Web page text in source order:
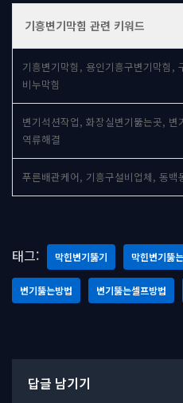
기흥변기막힘 관련 키워드
기흥변기막힘, 용인기흥구변기막힘,
비누막힘
변기석션작업, 화장실변기뚫는곳,
역류해결
푸른배관케어, 기흥구설비업체, 동
태그: 막힌변기뚫기 막힌변기뚫
변기뚫는방법 변기뚫는셀프방법
답글 남기기